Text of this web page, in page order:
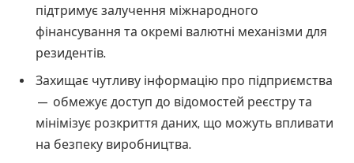
підтримує залучення міжнародного
фінансування та окремі валютні механізми для
резидентів.
Захищає чутливу інформацію про підприємства
— обмежує доступ до відомостей реєстру та
мінімізує розкриття даних, що можуть впливати
на безпеку виробництва.